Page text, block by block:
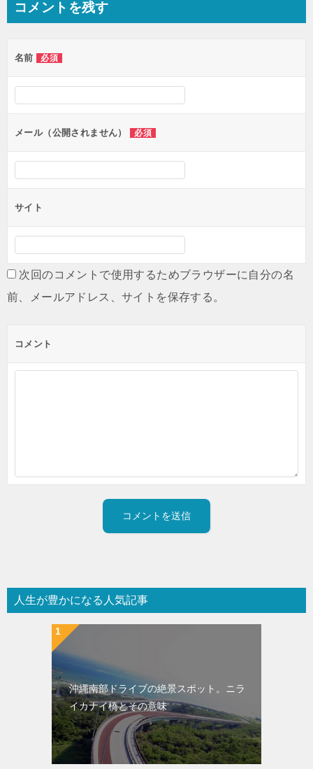
ビ
ー
シ
ン
コメントを残す
名前 必須
メール（公開されません） 必須
サイト
次回のコメントで使用するためブラウザーに自分の名
前、メールアドレス、サイトを保存する。
コメント
人生が豊かになる人気記事
沖縄南部ドライブの絶景スポット。ニラ
イカナイ橋とその意味